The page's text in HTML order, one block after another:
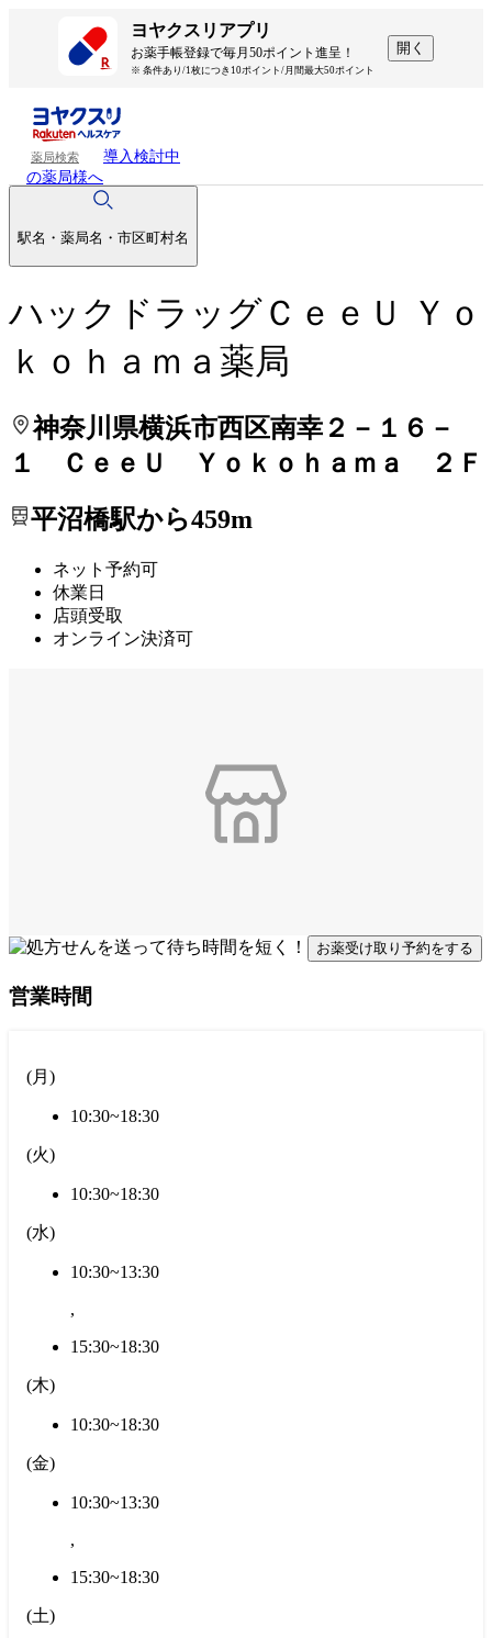
ヨヤクスリアプリ
お薬手帳登録で毎月50ポイント進呈！
※ 条件あり/1枚につき10ポイント/月間最大50ポイント
開く
薬局検索
導入検討中
の薬局様へ
駅名・薬局名・市区町村名
ハックドラッグＣｅｅＵ Ｙｏ
ｋｏｈａｍａ薬局
神奈川県横浜市西区南幸２－１６－
１ ＣｅｅＵ Ｙｏｋｏｈａｍａ ２Ｆ
平沼橋駅から459m
ネット予約可
休業日
店頭受取
オンライン決済可
処方せんを送って待ち時間を短く！
お薬受け取り予約をする
営業時間
(月 )
10:30~18:30
(火)
10:30~18:30
(水)
10:30~13:30
,
15:30~18:30
(木)
10:30~18:30
(金)
10:30~13:30
,
15:30~18:30
(土)
処方せんを送って待ち時間を短く！